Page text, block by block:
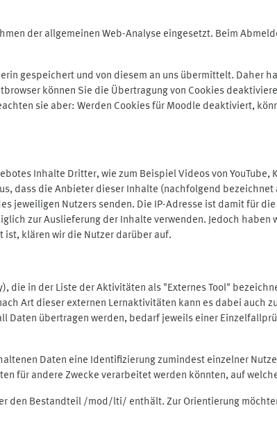
der allgemeinen Web-Analyse eingesetzt. Beim
gespeichert und von diesem an uns übermittelt. Daher
können Sie die Übertragung von Cookies
sie aber: Werden Cookies für Moodle deaktiviert,
Inhalte Dritter, wie zum Beispiel Videos von
dass die Anbieter dieser Inhalte (nachfolgend
jeweiligen Nutzers senden. Die IP-Adresse ist damit für
zur Auslieferung der Inhalte verwenden. Jedoch
ist, klären wir die Nutzer darüber auf.
die in der Liste der Aktivitäten als "Externes Tool"
Art dieser externen Lernaktivitäten kann es dabei auch
Daten übertragen werden, bedarf jeweils einer
Daten eine Identifizierung zumindest einzelner
für andere Zwecke verarbeitet werden könnten, auf
den Bestandteil /mod/lti/ enthält. Zur Orientierung